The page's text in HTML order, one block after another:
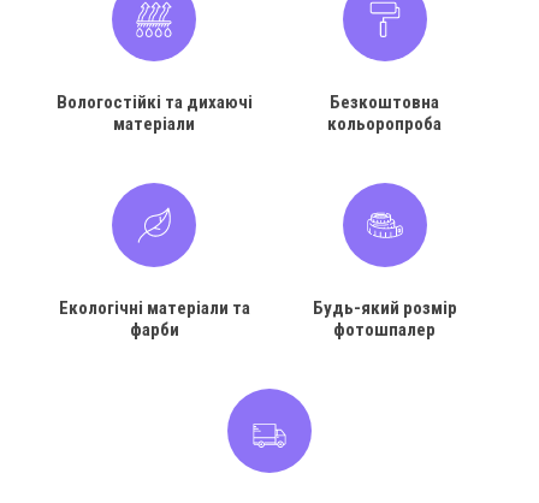
Вологостійкі та дихаючі
матеріали
Безкоштовна
кольоропроба
Екологічні матеріали та
фарби
Будь-який розмір
фотошпалер